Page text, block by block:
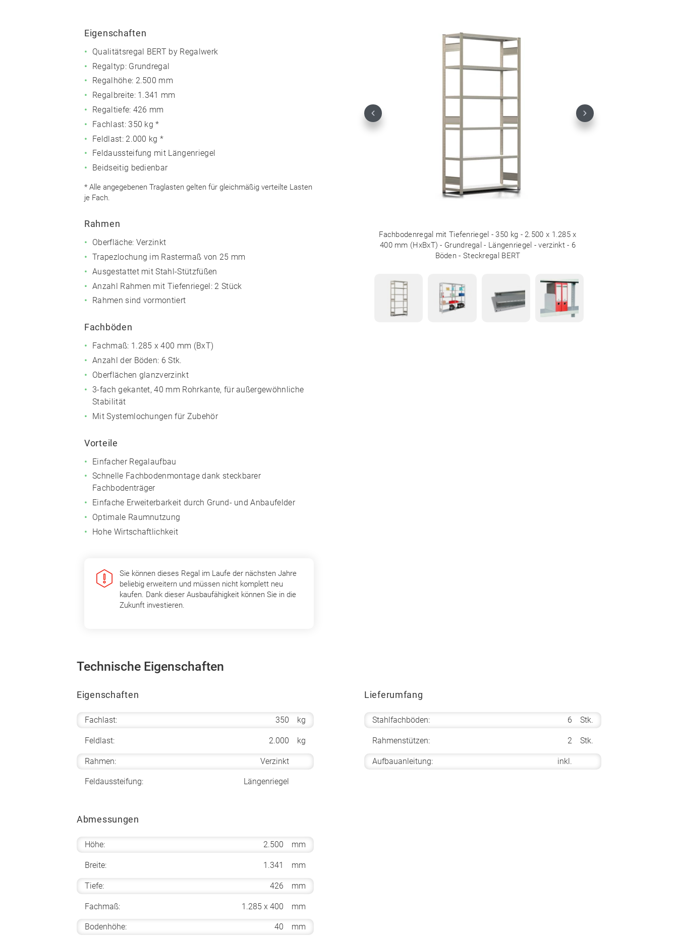
Eigenschaften
Qualitätsregal BERT by Regalwerk
Regaltyp: Grundregal
Regalhöhe: 2.500 mm
Regalbreite: 1.341 mm
Regaltiefe: 426 mm
Fachlast: 350 kg *
Feldlast: 2.000 kg *
Feldaussteifung mit Längenriegel
Beidseitig bedienbar
* Alle angegebenen Traglasten gelten für gleichmäßig verteilte Lasten
je Fach.
Rahmen
Oberfläche: Verzinkt
Trapezlochung im Rastermaß von 25 mm
Ausgestattet mit Stahl-Stützfüßen
Anzahl Rahmen mit Tiefenriegel: 2 Stück
Rahmen sind vormontiert
Fachböden
Fachmaß: 1.285 x 400 mm (BxT)
Anzahl der Böden: 6 Stk.
Oberflächen glanzverzinkt
3-fach gekantet, 40 mm Rohrkante, für außergewöhnliche
Stabilität
Mit Systemlochungen für Zubehör
Vorteile
Einfacher Regalaufbau
Schnelle Fachbodenmontage dank steckbarer
Fachbodenträger
Einfache Erweiterbarkeit durch Grund- und Anbaufelder
Optimale Raumnutzung
Hohe Wirtschaftlichkeit
Sie können dieses Regal im Laufe der nächsten Jahre
beliebig erweitern und müssen nicht komplett neu
kaufen. Dank dieser Ausbaufähigkeit können Sie in die
Zukunft investieren.
Fachbodenregal mit Tiefenriegel - 350 kg - 2.500 x 1.285 x
400 mm (HxBxT) - Grundregal - Längenriegel - verzinkt - 6
Böden - Steckregal BERT
Previous Next
Technische Eigenschaften
Eigenschaften
Fachlast: 350 kg
Feldlast: 2.000 kg
Rahmen: Verzinkt
Feldaussteifung: Längenriegel
Abmessungen
Höhe: 2.500 mm
Breite: 1.341 mm
Tiefe: 426 mm
Fachmaß: 1.285 x 400 mm
Bodenhöhe: 40 mm
Lieferumfang
Stahlfachböden: 6 Stk.
Rahmenstützen: 2 Stk.
Aufbauanleitung: inkl.